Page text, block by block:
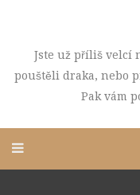
Jste už příliš velcí
pouštěli draka, nebo
Pak vám